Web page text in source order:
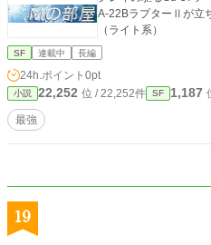
A-22BラプターⅡが立
（ライト系）
SF 連載中 長編
24h.ポイント 0pt
小説 22,252 位 / 22,252件 SF 1,187
最強
19